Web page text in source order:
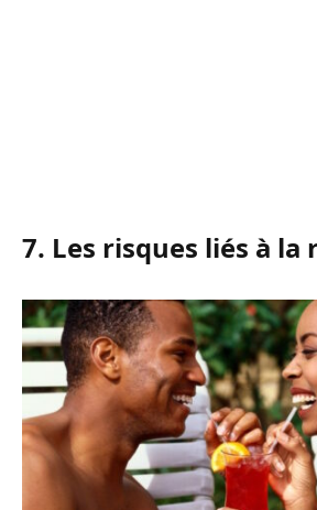
7. Les risques liés à la